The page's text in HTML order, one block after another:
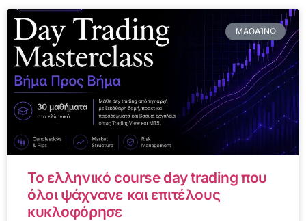
ΜΑΘΑΊΝΩ
Το ελληνικό course day trading που
όλοι ψάχνανε και επιτέλους
κυκλοφόρησε